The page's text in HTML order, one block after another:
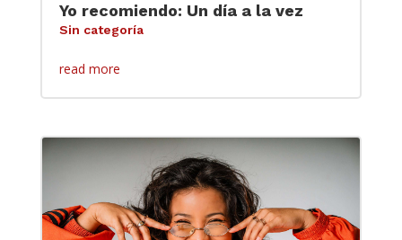
Yo recomiendo: Un día a la vez
Sin categoría
read more